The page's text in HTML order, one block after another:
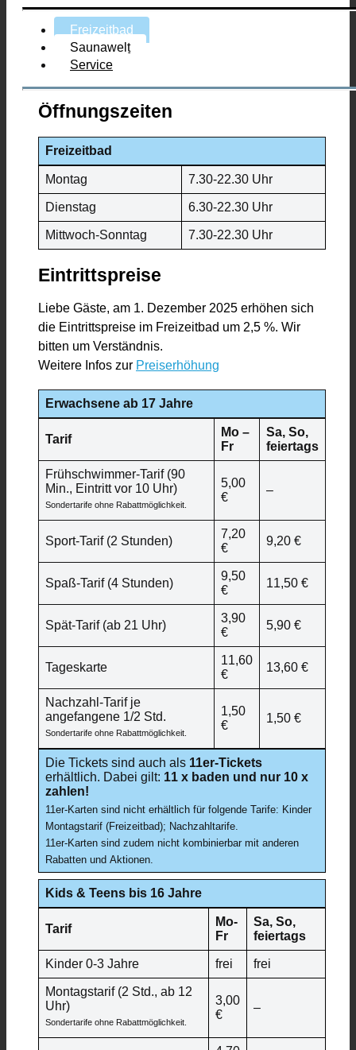
Freizeitbad
Saunawelt
Service
Öffnungszeiten
Freizeitbad
Montag 7.30-22.30 Uhr
Dienstag 6.30-22.30 Uhr
Mittwoch-Sonntag 7.30-22.30 Uhr
Eintrittspreise
Liebe Gäste, am 1. Dezember 2025 erhöhen sich
die Eintrittspreise im Freizeitbad um 2,5 %. Wir
bitten um Verständnis.
Weitere Infos zur Preiserhöhung
Erwachsene ab 17 Jahre
Tarif
Mo –
Fr
Sa, So,
feiertags
Frühschwimmer-Tarif (90
Min., Eintritt vor 10 Uhr)
Sondertarife ohne Rabattmöglichkeit.
5,00
€
–
Sport-Tarif (2 Stunden)
7,20
€
9,20 €
Spaß-Tarif (4 Stunden)
9,50
€
11,50 €
Spät-Tarif (ab 21 Uhr)
3,90
€
5,90 €
Tageskarte
11,60
€
13,60 €
Nachzahl-Tarif je
angefangene 1/2 Std.
Sondertarife ohne Rabattmöglichkeit.
1,50
€
1,50 €
Die Tickets sind auch als 11er-Tickets
erhältlich. Dabei gilt: 11 x baden und nur 10 x
zahlen!
11er-Karten sind nicht erhältlich für folgende Tarife: Kinder
Montagstarif (Freizeitbad); Nachzahltarife.
11er-Karten sind zudem nicht kombinierbar mit anderen
Rabatten und Aktionen.
Kids & Teens bis 16 Jahre
Tarif
Mo-
Fr
Sa, So,
feiertags
Kinder 0-3 Jahre frei frei
Montagstarif (2 Std., ab 12
Uhr)
Sondertarife ohne Rabattmöglichkeit.
3,00
€
–